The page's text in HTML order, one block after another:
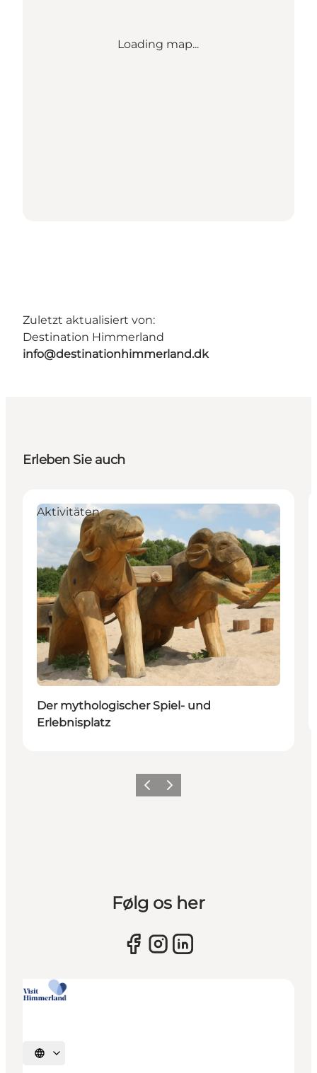
Loading map...
Zuletzt aktualisiert von:
Destination Himmerland
info@destinationhimmerland.dk
Erleben Sie auch
Aktivitäten
Der mythologischer Spiel- und
Erlebnisplatz
Vorherige Folie
Nächste Folie
Følg os her
Sprache auswählen